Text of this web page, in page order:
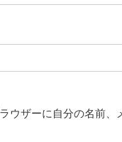
ウザーに自分の名前